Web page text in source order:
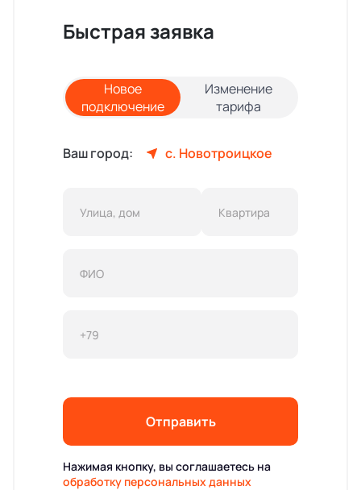
Быстрая заявка
Новое
подключение
Изменение
тарифа
Ваш город: с. Новотроицкое
Отправить
Нажимая кнопку, вы соглашаетесь на
обработку персональных данных